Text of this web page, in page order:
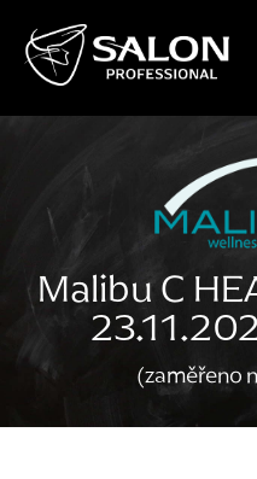
Malibu C
(zaměřeno